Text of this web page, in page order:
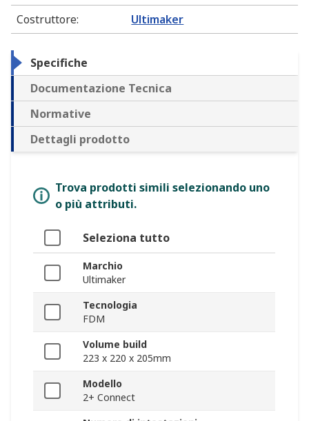
Costruttore: Ultimaker
Specifiche
Documentazione Tecnica
Normative
Dettagli prodotto
Trova prodotti simili selezionando uno
o più attributi.
Seleziona tutto
Marchio
Ultimaker
Tecnologia
FDM
Volume build
223 x 220 x 205mm
Modello
2+ Connect